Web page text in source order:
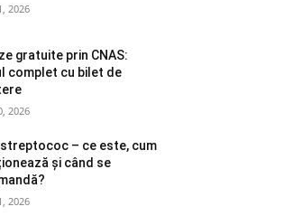
2026
gratuite prin CNAS:
complet cu bilet de
2026
– ce este, cum
și când se
2026